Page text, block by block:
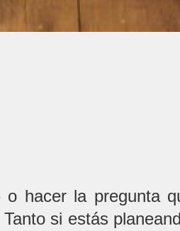
hacer la pregunta
si estás